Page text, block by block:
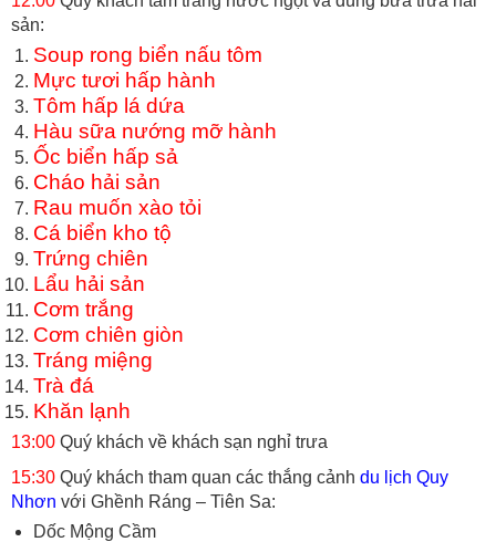
sản:
Soup rong biển nấu tôm
Mực tươi hấp hành
Tôm hấp lá dứa
Hàu sữa nướng mỡ hành
Ốc biển hấp sả
Cháo hải sản
Rau muốn xào tỏi
Cá biển kho tộ
Trứng chiên
Lẩu hải sản
Cơm trắng
Cơm chiên giòn
Tráng miệng
Trà đá
Khăn lạnh
13:00 Quý khách về khách sạn nghỉ trưa
15:30 Quý khách tham quan các thắng cảnh du lịch Quy
Nhơn với Ghềnh Ráng – Tiên Sa:
Dốc Mộng Cầm